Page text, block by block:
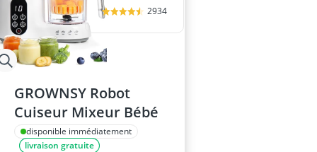
2934
GROWNSY Robot
Cuiseur Mixeur Bébé
disponible immédiatement
livraison gratuite